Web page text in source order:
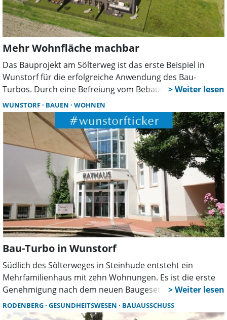
Mehr Wohnfläche machbar
Das Bauprojekt am Sölterweg ist das erste Beispiel in
Wunstorf für die erfolgreiche Anwendung des Bau-
Turbos. Durch eine Befreiung vom Bebauungsplan
entstehen 20 neue Wohnungen und rund 1.000
Quadratmeter zusätzlicher Wohnraum.
WUNSTORF BAUEN WOHNEN
Bau-Turbo in Wunstorf
Südlich des Sölterweges in Steinhude entsteht ein
Mehrfamilienhaus mit zehn Wohnungen. Es ist die erste
Genehmigung nach dem neuen Baugesetzbuch. Die Stadt
setzt auf Einzelfallprüfungen, während der Runde Tisch
Wohnen Leitlinien für den Bau-Turbo berät.
RODENBERG GESUNDHEITSWESEN BAUAUSSCHUSS